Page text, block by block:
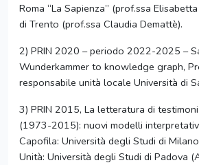
Roma “La Sapienza” (prof.ssa
di Trento (prof.ssa Claudia Demattè).
2) PRIN 2020 – periodo 2022-2025 –
Wunderkammer to knowledge graph,
responsabile unità locale Università di
3) PRIN 2015, La letteratura di
(1973-2015): nuovi modelli
Capofila: Università degli Studi di
Unità: Università degli Studi di Padova